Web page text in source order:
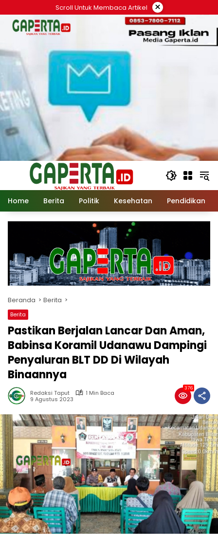
ke
konten
Scroll Untuk Membaca Artikel ×
Home Berita Politik Kesehatan Pendidikan
Beranda Berita
Berita
Pastikan Berjalan Lancar Dan Aman,
Babinsa Koramil Udanawu Dampingi
Penyaluran BLT DD Di Wilayah
Binaannya
Redaksi Taput
1 Min Baca
9 Agustus 2023
376